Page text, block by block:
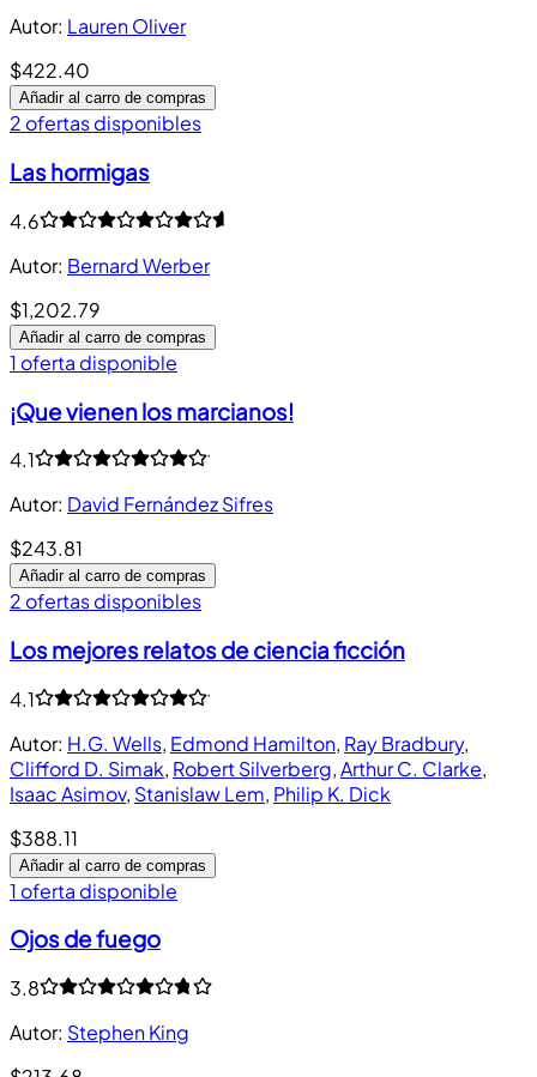
Autor: Lauren Oliver
$422.40
Añadir al carro de compras
2 ofertas disponibles
Las hormigas
4.6
Autor: Bernard Werber
$1,202.79
Añadir al carro de compras
1 oferta disponible
¡Que vienen los marcianos!
4.1
Autor: David Fernández Sifres
$243.81
Añadir al carro de compras
2 ofertas disponibles
Los mejores relatos de ciencia ficción
4.1
Autor: H.G. Wells, Edmond Hamilton, Ray Bradbury,
Clifford D. Simak, Robert Silverberg,Arthur C. Clarke,
Isaac Asimov, Stanislaw Lem, Philip K. Dick
$388.11
Añadir al carro de compras
1 oferta disponible
Ojos de fuego
3.8
Autor: Stephen King